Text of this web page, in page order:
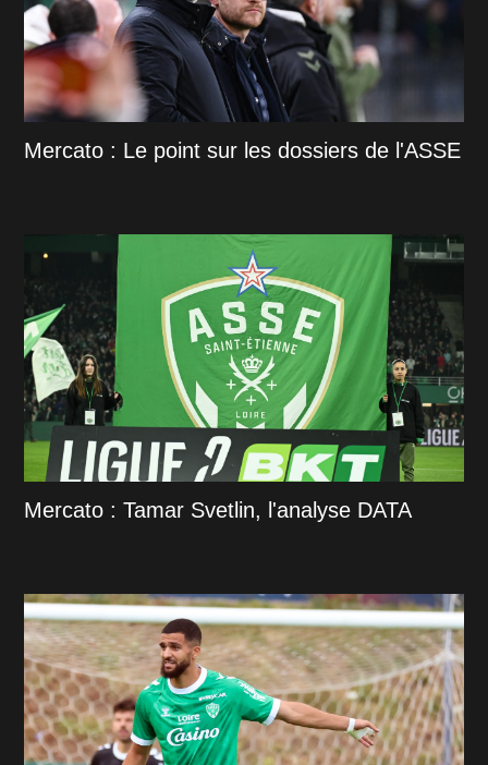
Mercato : Le point sur les dossiers de l'ASSE
Mercato : Tamar Svetlin, l'analyse DATA